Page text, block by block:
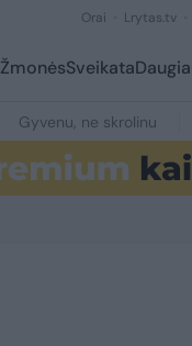
Orai Lrytas.tv
ŽmonėsSveikata
Gyvenu, ne skrolinu